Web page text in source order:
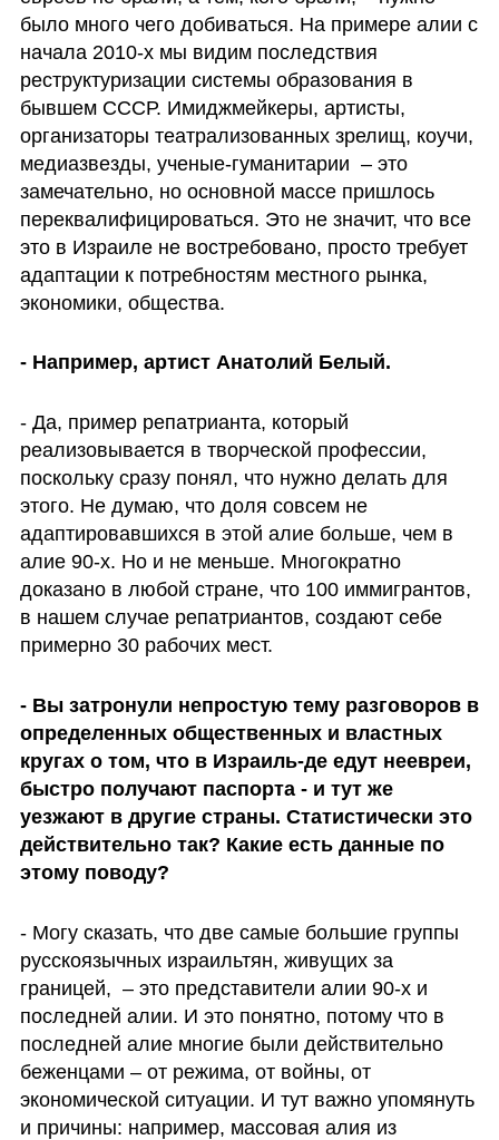
было много чего добиваться. На примере алии с
начала 2010-х мы видим последствия
реструктуризации системы образования в
бывшем СССР. Имиджмейкеры, артисты,
организаторы театрализованных зрелищ, коучи,
медиазвезды, ученые-гуманитарии  – это
замечательно, но основной массе пришлось
переквалифицироваться. Это не значит, что все
это в Израиле не востребовано, просто требует
адаптации к потребностям местного рынка,
экономики, общества.
- Например, артист Анатолий Белый.
- Да, пример репатрианта, который
реализовывается в творческой профессии,
поскольку сразу понял, что нужно делать для
этого. Не думаю, что доля совсем не
адаптировавшихся в этой алие больше, чем в
алие 90-х. Но и не меньше. Многократно
доказано в любой стране, что 100 иммигрантов,
в нашем случае репатриантов, создают себе
примерно 30 рабочих мест.
- Вы затронули непростую тему разговоров в
определенных общественных и властных
кругах о том, что в Израиль-де едут неевреи,
быстро получают паспорта - и тут же
уезжают в другие страны. Статистически это
действительно так? Какие есть данные по
этому поводу?
- Могу сказать, что две самые большие группы
русскоязычных израильтян, живущих за
границей,  – это представители алии 90-х и
последней алии. И это понятно, потому что в
последней алие многие были действительно
беженцами – от режима, от войны, от
экономической ситуации. И тут важно упомянуть
и причины: например, массовая алия из